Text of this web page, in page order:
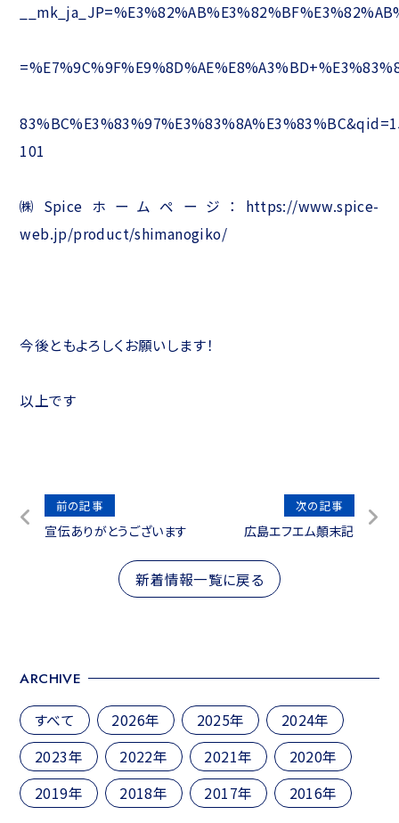
101
㈱Spiceホームページ：https://www.spice-
web.jp/product/shimanogiko/
今後ともよろしくお願いします！
以上です
投
シ
ョ
ン
前の記事
宣伝ありがとうございます
次の記事
広島エフエム顛末記
新着情報一覧に戻る
ARCHIVE
すべて 2026年 2025年
2024年
2023年
2022年 2021年
2020年
2019年
2018年 2017年 2016年